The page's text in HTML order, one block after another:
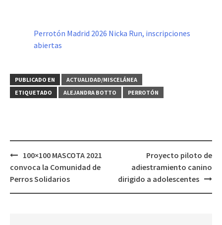
Perrotón Madrid 2026 Nicka Run, inscripciones
abiertas
PUBLICADO EN
ACTUALIDAD/MISCELÁNEA
ETIQUETADO
ALEJANDRA BOTTO PERROTÓN
Navegación
de
entradas
100×100 MASCOTA 2021
convoca la Comunidad de
Perros Solidarios
Proyecto piloto de
adiestramiento canino
dirigido a adolescentes